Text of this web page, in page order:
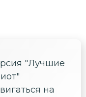
"Лучшие
на